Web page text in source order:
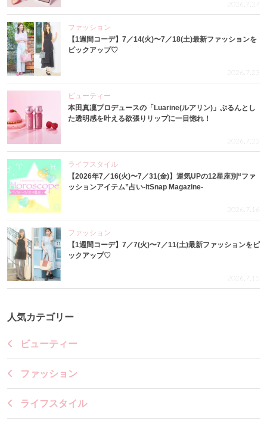
2026.7.27
ファッション
【1週間コーデ】7／14(火)〜7／18(土)最新ファッションを
ピックアップ♡
2026.7.23
ビューティー
本田真凜プロデュースの「Luarine(ルアリン)」ぷるんとし
た透明感を叶える欲張りリップに一目惚れ！
2026.7.22
ライフスタイル
【2026年7／16(火)〜7／31(金)】運気UPの12星座別“ファ
ッションアイテム”占い-itSnap Magazine-
2026.7.16
ファッション
【1週間コーデ】7／7(火)〜7／11(土)最新ファッションをピ
ックアップ♡
2026.7.15
人気カテゴリー
ビューティー
ファッション
ライフスタイル